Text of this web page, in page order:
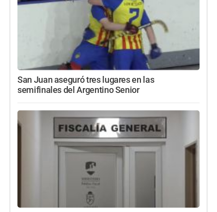
San Juan aseguró tres lugares en las
semifinales del Argentino Senior